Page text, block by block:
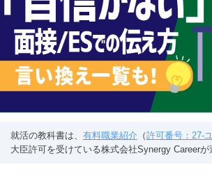
就活の教科書は、 有料職業紹介 （許可番号：27-
大臣許可を受けている株式会社Synergy Careerが